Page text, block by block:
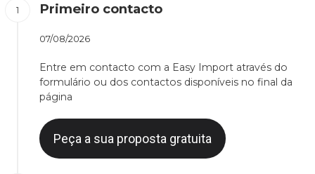
Primeiro contacto
07/08/2026
Entre em contacto com a Easy Import através do
formulário ou dos contactos disponíveis no final da
página
Peça a sua proposta gratuita